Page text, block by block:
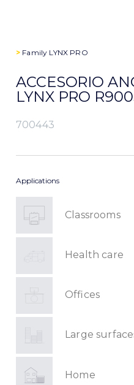
> Family LYNX PRO
ACCESORIO
LYNX PRO
700443
Applications
Classrooms
Health care
Offices
Large
Home